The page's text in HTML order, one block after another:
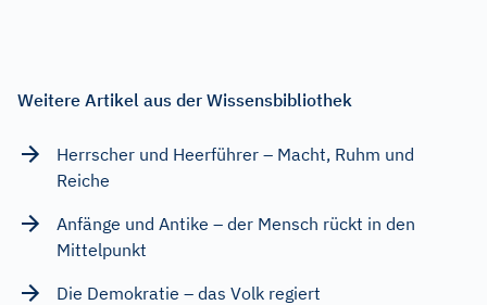
Weitere Artikel aus der Wissensbibliothek
Herrscher und Heerführer – Macht, Ruhm und
Reiche
Anfänge und Antike – der Mensch rückt in den
Mittelpunkt
Die Demokratie – das Volk regiert